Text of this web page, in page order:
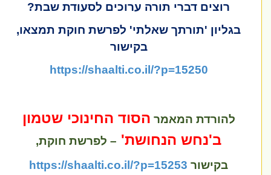
רוצים דברי תורה ערוכים לסעודת שבת?
בגליון 'תורתך שאלתי' לפרשת חוקת תמצאו,
בקישור
https://shaalti.co.il/?p=15250
להורדת המאמרהסוד החינוכי שטמון
ב'נחש הנחושת'– לפרשת חוקת,
בקישורhttps://shaalti.co.il/?p=15253